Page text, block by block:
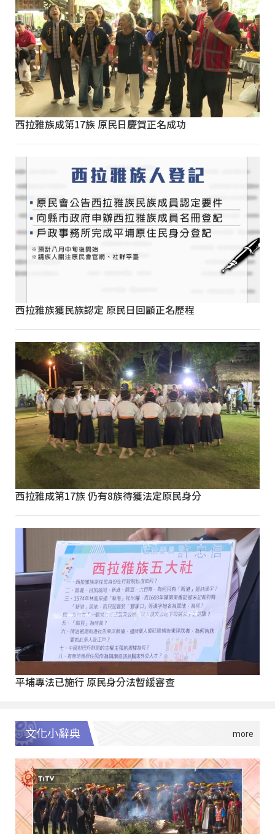
西拉雅族成第17族 原民日慶賀正名成功
西拉雅族獲民族認定 原民日回顧正名歷程
西拉雅成第17族 仍有8族待獲法定原民身分
平埔專法已施行 原民身分法暫緩審查
文化小辭典